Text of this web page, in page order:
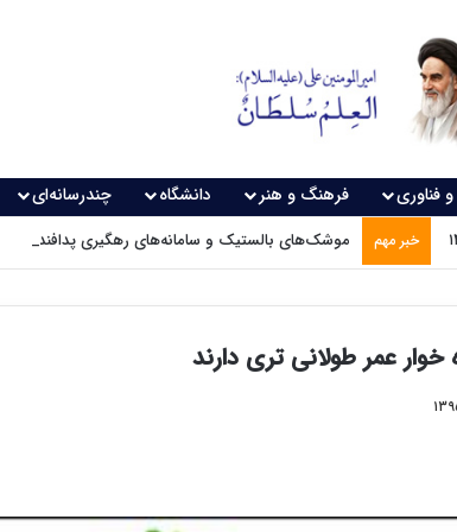
فناوری فرهنگ و هنر دانشگاه چندرسانه‌ای
خبر مهم موشک‌های بالستیک و سامانه‌های رهگیری پدافندی
خوار عمر طولانی تری دارند
۲۰